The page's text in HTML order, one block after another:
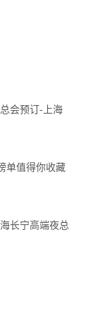
会预订-上海
单值得你收藏
长宁高端夜总